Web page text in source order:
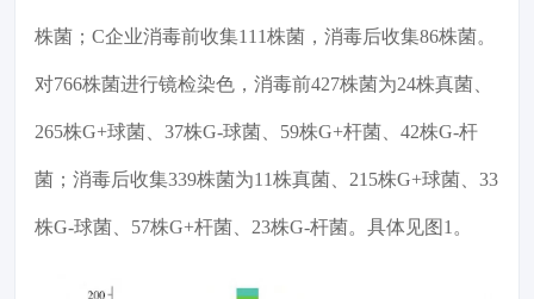
株菌；C企业消毒前收集111株菌，消毒后收集86株菌。
对766株菌进行镜检染色，消毒前427株菌为24株真菌、
265株G+球菌、37株G-球菌、59株G+杆菌、42株G-杆
菌；消毒后收集339株菌为11株真菌、215株G+球菌、33
株G-球菌、57株G+杆菌、23株G-杆菌。具体见图1。